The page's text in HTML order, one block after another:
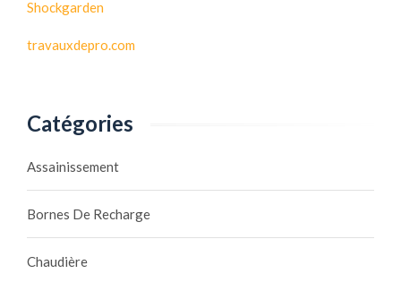
Shockgarden
travauxdepro.com
Catégories
Assainissement
Bornes De Recharge
Chaudière